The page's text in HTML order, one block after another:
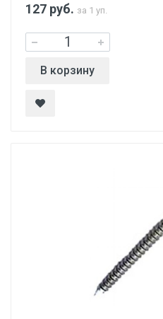
127 руб. за 1 уп.
В корзину